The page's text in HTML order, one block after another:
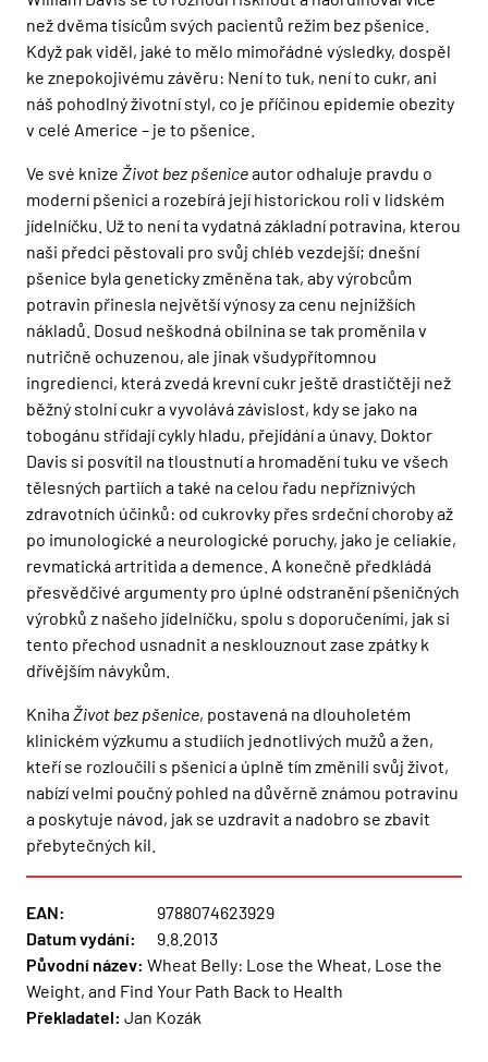
než dvěma tisícům svých pacientů režim bez pšenice.
Když pak viděl, jaké to mělo mimořádné výsledky, dospěl
ke znepokojivému závěru: Není to tuk, není to cukr, ani
náš pohodlný životní styl, co je příčinou epidemie obezity
v celé Americe – je to pšenice.
Ve své knize Život bez pšeniceautor odhaluje pravdu o
moderní pšenici a rozebírá její historickou roli v lidském
jídelníčku. Už to není ta vydatná základní potravina, kterou
naši předci pěstovali pro svůj chléb vezdejší; dnešní
pšenice byla geneticky změněna tak, aby výrobcům
potravin přinesla největší výnosy za cenu nejnižších
nákladů. Dosud neškodná obilnina se tak proměnila v
nutričně ochuzenou, ale jinak všudypřítomnou
ingredienci, která zvedá krevní cukr ještě drastičtěji než
běžný stolní cukr a vyvolává závislost, kdy se jako na
tobogánu střídají cykly hladu, přejídání a únavy. Doktor
Davis si posvítil na tloustnutí a hromadění tuku ve všech
tělesných partiích a také na celou řadu nepříznivých
zdravotních účinků: od cukrovky přes srdeční choroby až
po imunologické a neurologické poruchy, jako je celiakie,
revmatická artritida a demence. A konečně předkládá
přesvědčivé argumenty pro úplné odstranění pšeničných
výrobků z našeho jídelníčku, spolu s doporučeními, jak si
tento přechod usnadnit a nesklouznout zase zpátky k
dřívějším návykům.
KnihaŽivot bez pšenice, postavená na dlouholetém
klinickém výzkumu a studiích jednotlivých mužů a žen,
kteří se rozloučili s pšenicí a úplně tím změnili svůj život,
nabízí velmi poučný pohled na důvěrně známou potravinu
a poskytuje návod, jak se uzdravit a nadobro se zbavit
přebytečných kil.
EAN:
9788074623929
Datum vydání:
9.8.2013
Původní název: Wheat Belly: Lose the Wheat, Lose the
Weight, and Find Your Path Back to Health
Překladatel: Jan Kozák